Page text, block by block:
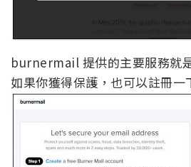
burnermail 提供的主要服務就
如果你獲得保護，也可以註冊一